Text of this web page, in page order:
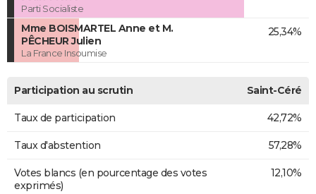
Parti Socialiste
Mme BOISMARTEL Anne et M.
PÊCHEUR Julien
La France Insoumise
25,34%
Participation au scrutin Saint-Céré
Taux de participation 42,72%
Taux d'abstention 57,28%
Votes blancs (en pourcentage des votes
exprimés)
12,10%